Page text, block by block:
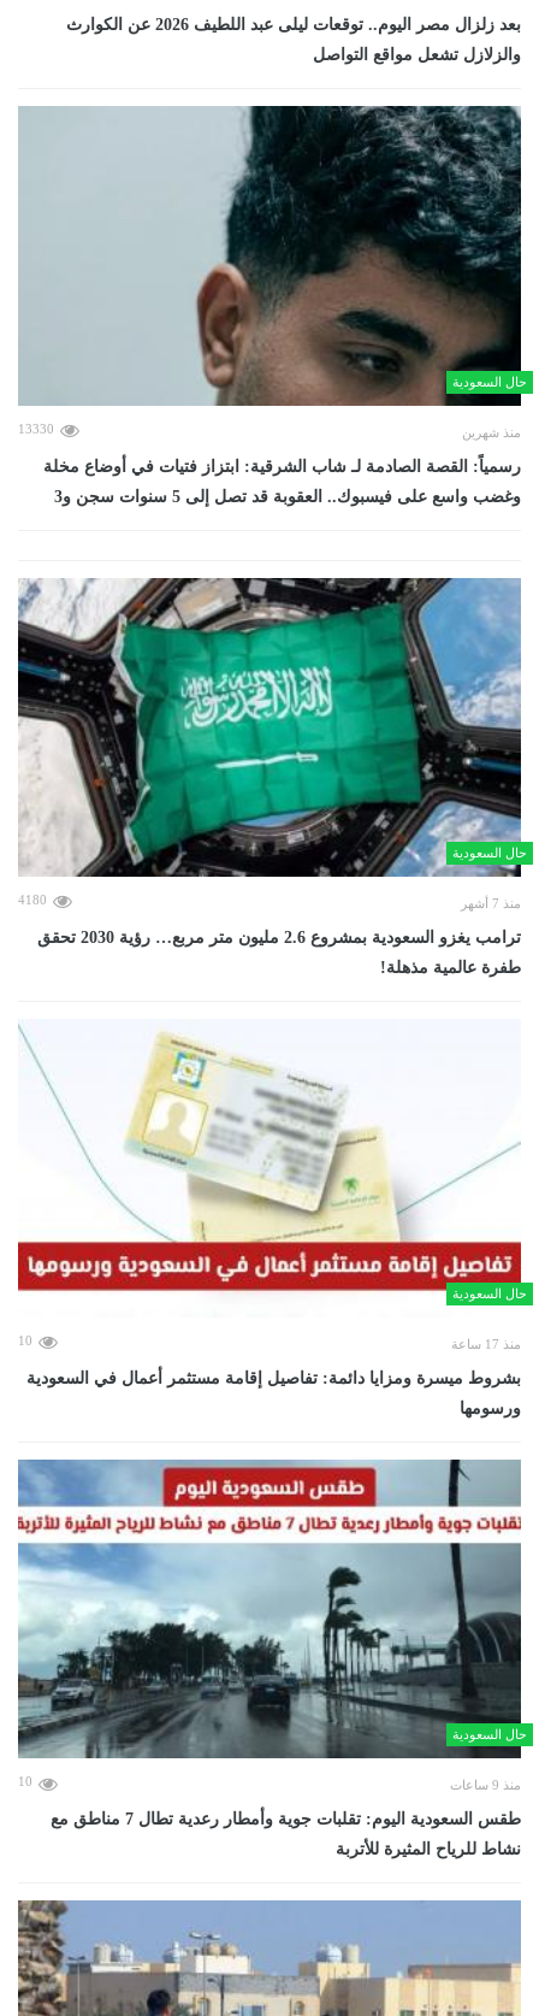
بعد زلزال مصر اليوم.. توقعات ليلى عبد اللطيف 2026 عن الكوارث
والزلازل تشعل مواقع التواصل
حال السعودية
منذ شهرين 13330
رسمياً: القصة الصادمة لـ شاب الشرقية: ابتزاز فتيات في أوضاع مخلة
وغضب واسع على فيسبوك.. العقوبة قد تصل إلى 5 سنوات سجن و3
حال السعودية
منذ 7 أشهر 4180
ترامب يغزو السعودية بمشروع 2.6 مليون متر مربع… رؤية 2030 تحقق
طفرة عالمية مذهلة!
حال السعودية
منذ 17 ساعة 10
بشروط ميسرة ومزايا دائمة: تفاصيل إقامة مستثمر أعمال في السعودية
ورسومها
حال السعودية
منذ 9 ساعات 10
طقس السعودية اليوم: تقلبات جوية وأمطار رعدية تطال 7 مناطق مع
نشاط للرياح المثيرة للأتربة